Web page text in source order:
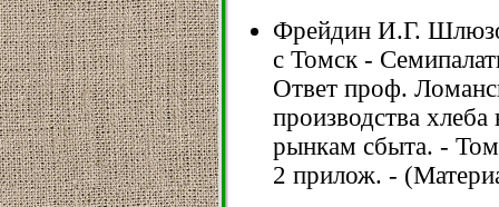
Фрейдин И.Г.
с Томск -
Ответ проф.
производства
рынкам сбыта. -
2 прилож. -